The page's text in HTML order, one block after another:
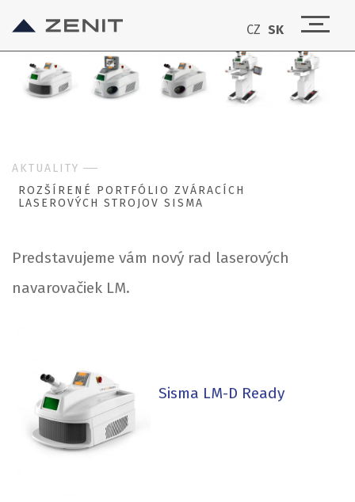
CZ SK
AKTUALITY
ROZŠÍRENÉ PORTFÓLIO ZVÁRACÍCH
LASEROVÝCH STROJOV SISMA
Predstavujeme vám nový rad laserových
navarovačiek LM.
Sisma LM-D Ready